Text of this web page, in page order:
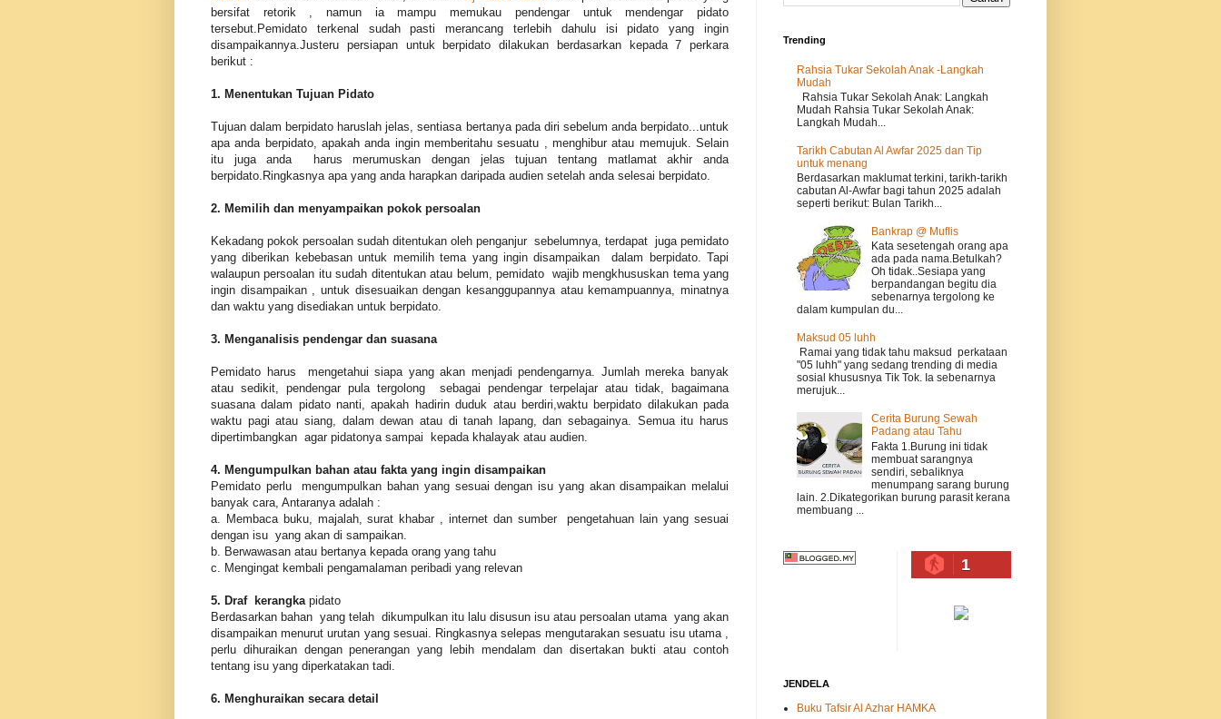
bersifat retorik , namun ia mampu memukau pendengar untuk mendengar pidato
tersebut.Pemidato terkenal sudah pasti merancang terlebih dahulu isi pidato yang ingin
disampaikannya.Justeru persiapan untuk berpidato dilakukan berdasarkan kepada 7 perkara
berikut :
1. Menentukan Tujuan Pidato
Tujuan dalam berpidato haruslah jelas, sentiasa bertanya pada diri sebelum anda berpidato...untuk
apa anda berpidato, apakah anda ingin memberitahu sesuatu , menghibur atau memujuk. Selain
itu juga anda harus merumuskan dengan jelas tujuan tentang matlamat akhir anda
berpidato.Ringkasnya apa yang anda harapkan daripada audien setelah anda selesai berpidato.
2. Memilih dan menyampaikan pokok persoalan
Kekadang pokok persoalan sudah ditentukan oleh penganjur sebelumnya, terdapat juga pemidato
yang diberikan kebebasan untuk memilih tema yang ingin disampaikan dalam berpidato. Tapi
walaupun persoalan itu sudah ditentukan atau belum, pemidato wajib mengkhususkan tema yang
ingin disampaikan , untuk disesuaikan dengan kesanggupannya atau kemampuannya, minatnya
dan waktu yang disediakan untuk berpidato.
3. Menganalisis pendengar dan suasana
Pemidato harus mengetahui siapa yangakan menjadi pendengarnya. Jumlah mereka banyak
atau sedikit, pendengar pula tergolong sebagai pendengar terpelajar atau tidak, bagaimana
suasana dalam pidato nanti, apakah hadirin duduk atau berdiri,waktu berpidato dilakukan pada
waktu pagi atau siang, dalam dewan atau di tanah lapang, dan sebagainya. Semua itu harus
dipertimbangkan agar pidatonya sampai kepada khalayak atau audien.
4. Mengumpulkan bahan atau fakta yang ingin disampaikan
Pemidato perlu mengumpulkan bahan yang sesuai dengan isu yang akan disampaikan melalui
banyak cara, Antaranya adalah :
a. Membaca buku, majalah, surat khabar , internet dan sumber pengetahuan lain yang sesuai
dengan isu yang akan di sampaikan.
b. Berwawasan atau bertanya kepada orang yang tahu
c. Mengingat kembali pengamalaman peribadi yang relevan
5. Draf kerangka pidato
Berdasarkan bahan yang telah dikumpulkan itu lalu disusun isu atau persoalan utama yang akan
disampaikan menurut urutan yang sesuai. Ringkasnya selepas mengutarakan sesuatu isu utama ,
perlu dihuraikan dengan penerangan yang lebih mendalam dan disertakan bukti atau contoh
tentang isu yang diperkatakan tadi.
6. Menghuraikan secara detail
Trending
Rahsia Tukar Sekolah Anak -Langkah
Mudah
Rahsia Tukar Sekolah Anak: Langkah
Mudah Rahsia Tukar Sekolah Anak:
Langkah Mudah...
Tarikh Cabutan Al Awfar 2025 dan Tip
untuk menang
Berdasarkan maklumat terkini, tarikh-tarikh
cabutan Al-Awfar bagi tahun 2025 adalah
seperti berikut: Bulan Tarikh...
Bankrap @ Muflis
Kata sesetengah orang apa
ada pada nama.Betulkah?
Oh tidak..Sesiapa yang
berpandangan begitu dia
sebenarnya tergolong ke
dalam kumpulan du...
Maksud 05 luhh
Ramai yang tidak tahu maksud perkataan
"05 luhh" yang sedang trending di media
sosial khususnya Tik Tok. Ia sebenarnya
merujuk...
Cerita Burung Sewah
Padang atau Tahu
Fakta 1.Burung ini tidak
membuat sarangnya
sendiri, sebaliknya
menumpang sarang burung
lain. 2.Dikategorikan burung parasit kerana
membuang ...
1
JENDELA
Buku Tafsir Al Azhar HAMKA